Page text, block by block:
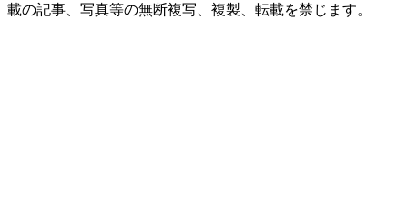
載の記事、写真等の無断複写、複製、転載を禁じます。